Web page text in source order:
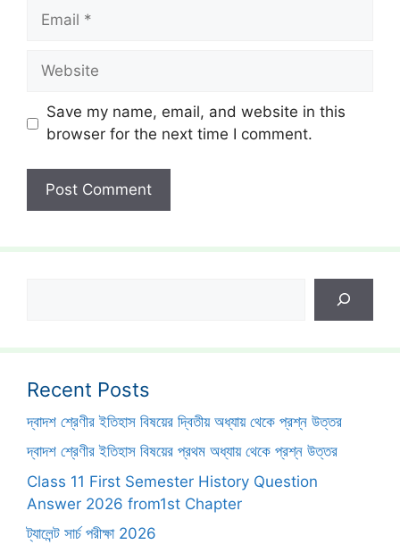
Email
Website
Save my name, email, and website in this
browser for the next time I comment.
Recent Posts
দ্বাদশ শ্রেণীর ইতিহাস বিষয়ের দ্বিতীয় অধ্যায় থেকে প্রশ্ন উত্তর
দ্বাদশ শ্রেণীর ইতিহাস বিষয়ের প্রথম অধ্যায় থেকে প্রশ্ন উত্তর
Class 11 First Semester History Question
Answer 2026 from1st Chapter
ট্যালেন্ট সার্চ পরীক্ষা 2026